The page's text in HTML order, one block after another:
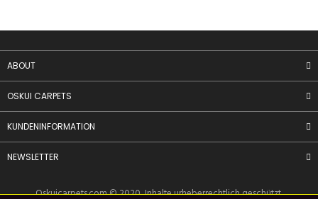
ABOUT
OSKUI CARPETS
KUNDENINFORMATION
NEWSLETTER
Oskuicarpets.com© 2020, Inhalte urheberrechtlich geschützt.